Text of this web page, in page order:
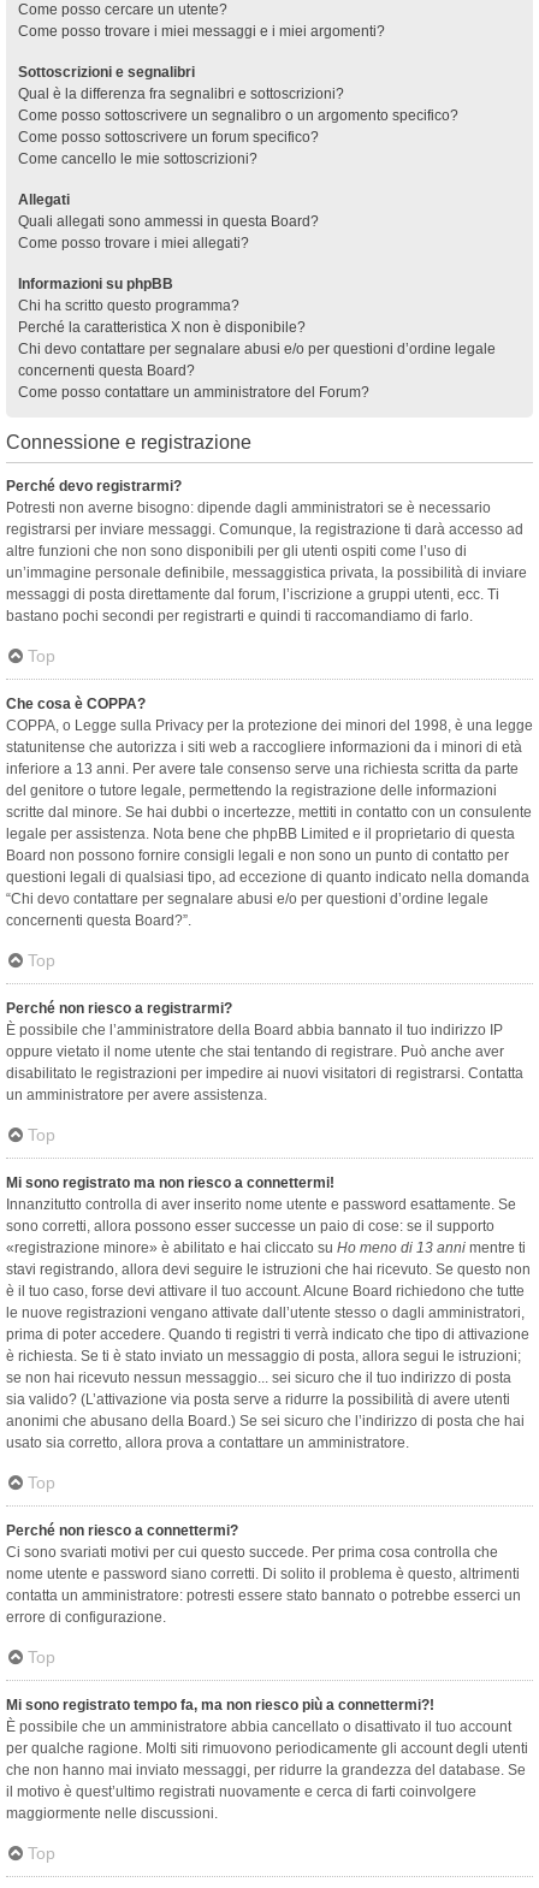
Come posso cercare un utente?
Come posso trovare i miei messaggi e i miei argomenti?
Sottoscrizioni e segnalibri
Qual è la differenza fra segnalibri e sottoscrizioni?
Come posso sottoscrivere un segnalibro o un argomento specifico?
Come posso sottoscrivere un forum specifico?
Come cancello le mie sottoscrizioni?
Allegati
Quali allegati sono ammessi in questa Board?
Come posso trovare i miei allegati?
Informazioni su phpBB
Chi ha scritto questo programma?
Perché la caratteristica X non è disponibile?
Chi devo contattare per segnalare abusi e/o per questioni d’ordine legale
concernenti questa Board?
Come posso contattare un amministratore del Forum?
Connessione e registrazione
Perché devo registrarmi?
Potresti non averne bisogno: dipende dagli amministratori se è necessario
registrarsi per inviare messaggi. Comunque, la registrazione ti darà accesso ad
altre funzioni che non sono disponibili per gli utenti ospiti come l’uso di
un’immagine personale definibile, messaggistica privata, la possibilità di inviare
messaggi di posta direttamente dal forum, l’iscrizione a gruppi utenti, ecc. Ti
bastano pochi secondi per registrarti e quindi ti raccomandiamo di farlo.
Top
Che cosa è COPPA?
COPPA, o Legge sulla Privacy per la protezione dei minori del 1998, è una legge
statunitense che autorizza i siti web a raccogliere informazioni da i minori di età
inferiore a 13 anni. Per avere tale consenso serve una richiesta scritta da parte
del genitore o tutore legale, permettendo la registrazione delle informazioni
scritte dal minore. Se hai dubbi o incertezze, mettiti in contatto con un consulente
legale per assistenza. Nota bene che phpBB Limited e il proprietario di questa
Board non possono fornire consigli legali e non sono un punto di contatto per
questioni legali di qualsiasi tipo, ad eccezione di quanto indicato nella domanda
“Chi devo contattare per segnalare abusi e/o per questioni d’ordine legale
concernenti questa Board?”.
Top
Perché non riesco a registrarmi?
È possibile che l’amministratore della Board abbia bannato il tuo indirizzo IP
oppure vietato il nome utente che stai tentando di registrare. Può anche aver
disabilitato le registrazioni per impedire ai nuovi visitatori di registrarsi. Contatta
un amministratore per avere assistenza.
Top
Mi sono registrato ma non riesco a connettermi!
Innanzitutto controlla di aver inserito nome utente e password esattamente. Se
sono corretti, allora possono esser successe un paio di cose: se il supporto
«registrazione minore» è abilitato e hai cliccato su Ho meno di 13 anni mentre ti
stavi registrando, allora devi seguire le istruzioni che hai ricevuto. Se questo non
è il tuo caso, forse devi attivare il tuo account. Alcune Board richiedono che tutte
le nuove registrazioni vengano attivate dall’utente stesso o dagli amministratori,
prima di poter accedere. Quando ti registri ti verrà indicato che tipo di attivazione
è richiesta. Se ti è stato inviato un messaggio di posta, allora segui le istruzioni;
se non hai ricevuto nessun messaggio... sei sicuro che il tuo indirizzo di posta
sia valido? (L’attivazione via posta serve a ridurre la possibilità di avere utenti
anonimi che abusano della Board.) Se sei sicuro che l’indirizzo di posta che hai
usato sia corretto, allora prova a contattare un amministratore.
Top
Perché non riesco a connettermi?
Ci sono svariati motivi per cui questo succede. Per prima cosa controlla che
nome utente e password siano corretti. Di solito il problema è questo, altrimenti
contatta un amministratore: potresti essere stato bannato o potrebbe esserci un
errore di configurazione.
Top
Mi sono registrato tempo fa, ma non riesco più a connettermi?!
È possibile che un amministratore abbia cancellato o disattivato il tuo account
per qualche ragione. Molti siti rimuovono periodicamente gli account degli utenti
che non hanno mai inviato messaggi, per ridurre la grandezza del database. Se
il motivo è quest’ultimo registrati nuovamente e cerca di farti coinvolgere
maggiormente nelle discussioni.
Top